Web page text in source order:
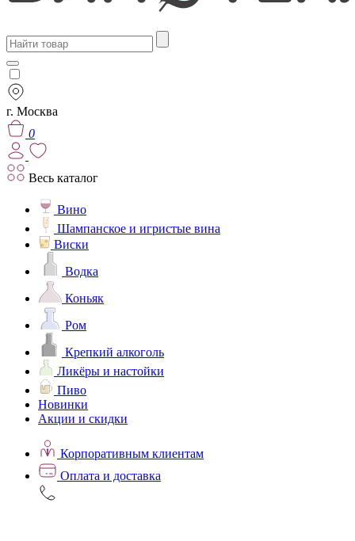
г. Москва
0
Весь каталог
Вино
Шампанское и игристые вина
Виски
Водка
Коньяк
Ром
Крепкий алкоголь
Ликёры и настойки
Пиво
Новинки
Акции и скидки
Корпоративным клиентам
Оплата и доставка